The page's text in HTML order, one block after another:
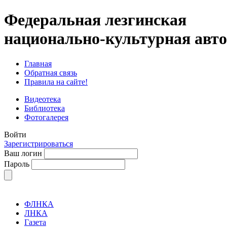
Федеральная лезгинская
национально-культурная
Главная
Обратная связь
Правила на сайте!
Видеотека
Библиотека
Фотогалерея
Войти
Зарегистрироваться
Ваш логин
Пароль
ФЛНКА
ЛНКА
Газета